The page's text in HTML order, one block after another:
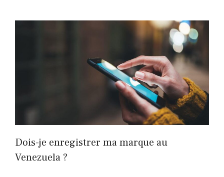
Dois-je enregistrer ma marque au
Venezuela ?